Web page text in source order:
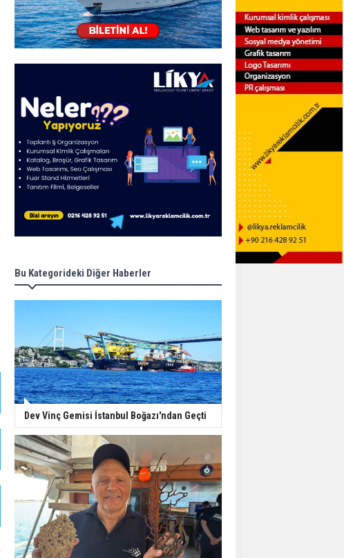
Bu Kategorideki Diğer Haberler
Dev Vinç Gemisi İstanbul Boğazı'ndan Geçti